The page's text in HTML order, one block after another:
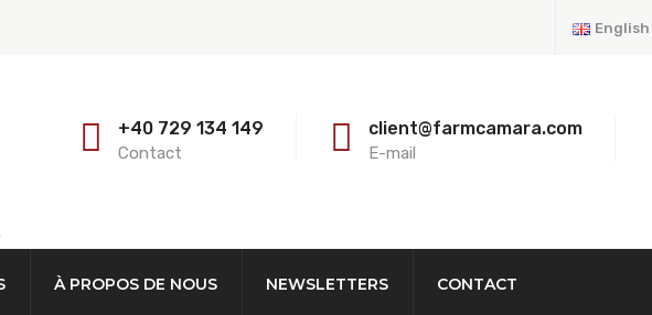
English
+40 729 134 149
Contact
client@farmcamara.com
E-mail
À PROPOS DE NOUS NEWSLETTERS CONTACT